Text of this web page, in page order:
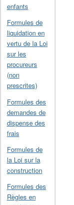
enfants
Formules de
liquidation en
vertu de la Loi
sur les
procureurs
(non
prescrites)
Formules des
demandes de
dispense des
frais
Formules de
la Loi sur la
construction
Formules des
Règles en